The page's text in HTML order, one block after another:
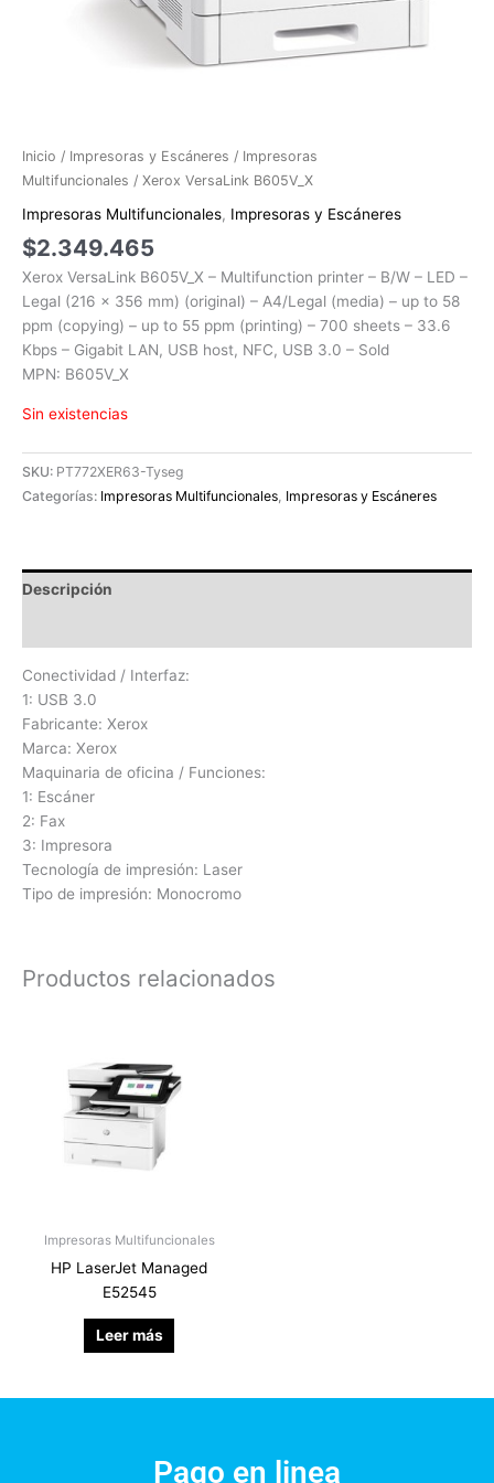
Inicio / Impresoras y Escáneres / Impresoras
Multifuncionales / Xerox VersaLink B605V_X
Impresoras Multifuncionales, Impresoras y Escáneres
$2.349.465
Xerox VersaLink B605V_X – Multifunction printer – B/W – LED –
Legal (216 x 356 mm) (original) – A4/Legal (media) – up to 58
ppm (copying) – up to 55 ppm (printing) – 700 sheets – 33.6
Kbps – Gigabit LAN, USB host, NFC, USB 3.0 – Sold
MPN: B605V_X
Sin existencias
SKU: PT772XER63-Tyseg
Categorías: Impresoras Multifuncionales, Impresoras y Escáneres
Descripción
Conectividad / Interfaz:
1: USB 3.0
Fabricante: Xerox
Marca: Xerox
Maquinaria de oficina / Funciones:
1: Escáner
2: Fax
3: Impresora
Tecnología de impresión: Laser
Tipo de impresión: Monocromo
Productos relacionados
Impresoras Multifuncionales
HP LaserJet Managed
E52545
Leer más
Pago en linea